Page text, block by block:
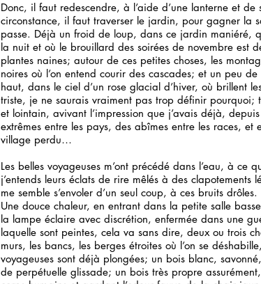
Donc, il faut redescendre, à l’aide d’une lanterne et
circonstance, il faut traverser le jardin, pour gagner la
passe. Déjà un froid de loup, dans ce jardin maniéré,
la nuit et où le brouillard des soirées de novembre est
plantes naines; autour de ces petites choses, les
noires où l’on entend courir des cascades; et un peu
haut, dans le ciel d’un rose glacial d’hiver, où brillent
triste, je ne saurais vraiment pas trop définir pourquoi;
et lointain, avivant l’impression que j’avais déjà,
extrêmes entre les pays, des abîmes entre les races, et
village perdu…
Les belles voyageuses m’ont précédé dans l’eau, à ce
j’entends leurs éclats de rire mêlés à des clapotements
me semble s’envoler d’un seul coup, à ces bruits drôles.
Une douce chaleur, en entrant dans la petite salle
la lampe éclaire avec discrétion, enfermée dans une
laquelle sont peintes, cela va sans dire, deux ou trois
murs, les bancs, les berges étroites où l’on se
voyageuses sont déjà plongées; un bois blanc,
de perpétuelle glissade; un bois très propre